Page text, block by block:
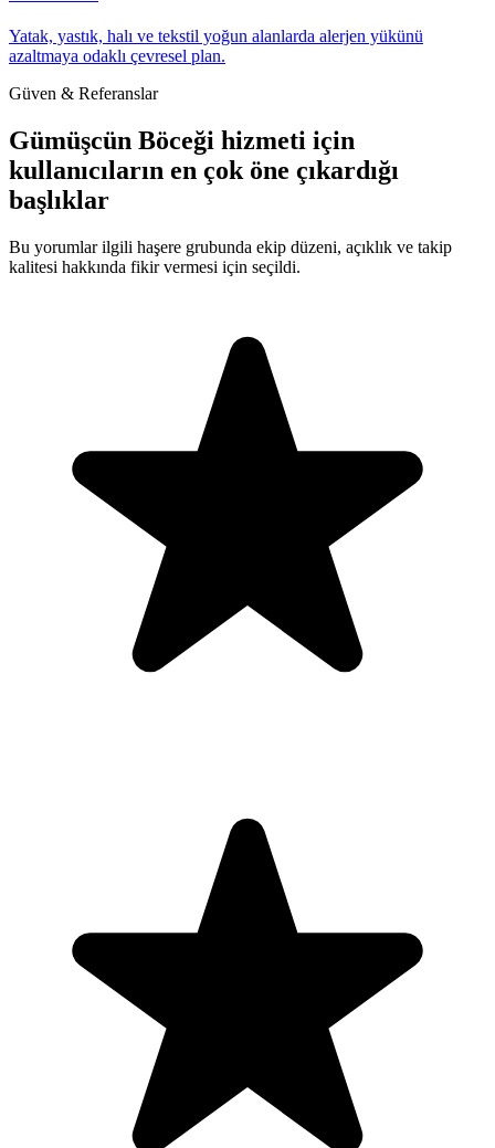
Yatak, yastık, halı ve tekstil yoğun alanlarda alerjen yükünü
azaltmaya odaklı çevresel plan.
Güven & Referanslar
Gümüşcün Böceği hizmeti için
kullanıcıların en çok öne çıkardığı
başlıklar
Bu yorumlar ilgili haşere grubunda ekip düzeni, açıklık ve takip
kalitesi hakkında fikir vermesi için seçildi.